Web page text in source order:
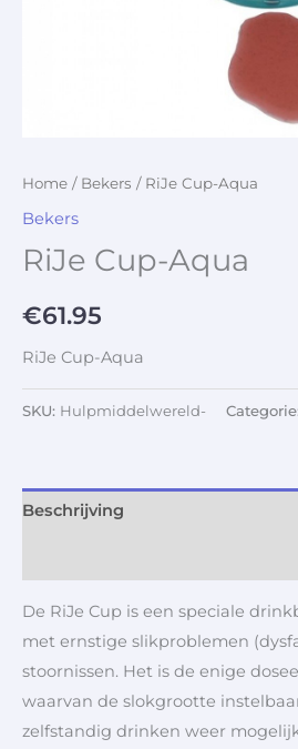
Home / Bekers / RiJe Cup-Aqua
Bekers
RiJe Cup-Aqua
€61.95
RiJe Cup-Aqua
SKU: Hulpmiddelwereld-
Beschrijving
De RiJe Cup is een speciale
met ernstige slikproblemen
stoornissen. Het is de enige
waarvan de slokgrootte
zelfstandig drinken weer